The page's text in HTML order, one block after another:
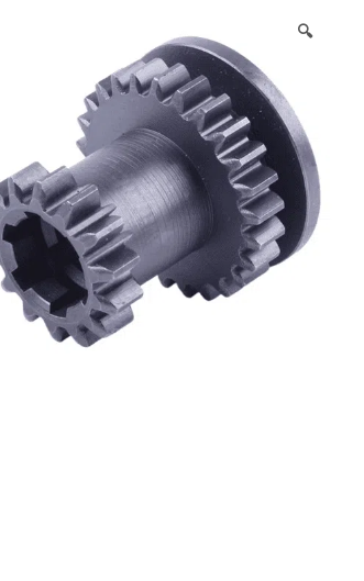
🔍